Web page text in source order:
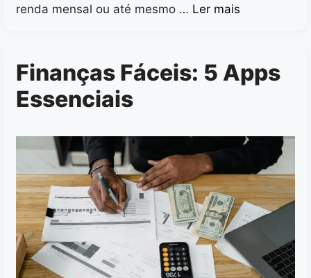
renda mensal ou até mesmo … Ler mais
Finanças Fáceis: 5 Apps
Essenciais